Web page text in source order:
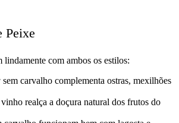
Peixe
lindamente com ambos os estilos:
carvalho complementa ostras, mexilhões
realça a doçura natural dos frutos do